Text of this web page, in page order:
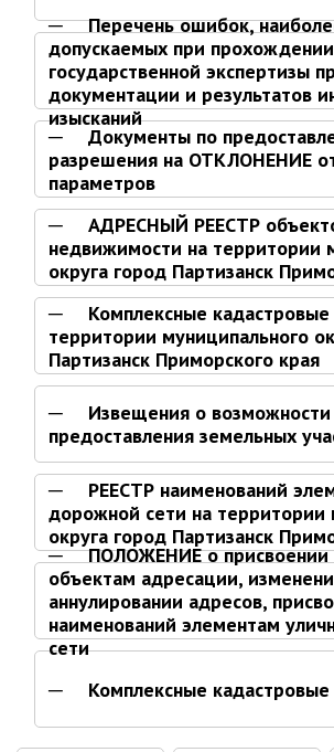
развития систем
Подготовка к
сезону
Тарифы, нормативы
Информирование
Административно-
управление
Отделы
Контрольно-
Отдел ЗАГС
Отдел культуры
Отдел муниципальной
кадров
Отдел по закупкам
Отдел по
Отдел по
внутреннего
Отдел правового
Положение об отделе
Об утверждении
об отделе правового
муниципального
Партизанск
круая
Перечень ошибок,
допускаемых при прохождении
государственной экспертизы
документации и результатов
изысканий
Документы по
разрешения на ОТКЛОНЕНИЕ
параметров
АДРЕСНЫЙ РЕЕСТР
недвижимости на территории
округа город Партизанск
Комплексные
территории муниципального
Партизанск Приморского края
Извещения о возможности
предоставления земельных
РЕЕСТР наименований
дорожной сети на территории
округа город Партизанск
ПОЛОЖЕНИЕ о присвоении
объектам адресации,
аннулировании адресов,
наименований элементам
сети
Комплексные